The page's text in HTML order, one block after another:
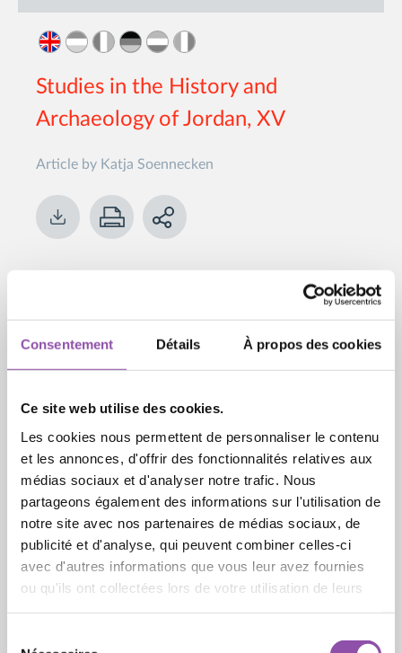
Consentement Détails À propos des cookies
Ce site web utilise des cookies.
Les cookies nous permettent de personnaliser le contenu
et les annonces, d'offrir des fonctionnalités relatives aux
médias sociaux et d'analyser notre trafic. Nous
partageons également des informations sur l'utilisation de
notre site avec nos partenaires de médias sociaux, de
publicité et d'analyse, qui peuvent combiner celles-ci
avec d'autres informations que vous leur avez fournies
ou qu'ils ont collectées lors de votre utilisation de leurs
Studies in the History and
Archaeology of Jordan, XV
Article by Katja Soennecken
At the end of the Late Bronze Age massive architectural
and cultural changes are visible on Tall Zirāʿa in Northern
interchange. Some of the architectural features, animal
not indigenous of Transjordan, but the Mediterranean.
Transjordan? This article is based on a lecture given at the
15th International Conference of History and Archaeology
of Jordan at the Yarmouk University in Irbid, Jordan. It
presents results of the excavations of the German
Protestant Institute on Tall Zirāʿa, compare them with other
excavations in the Jordan Valley and beyond and argue for